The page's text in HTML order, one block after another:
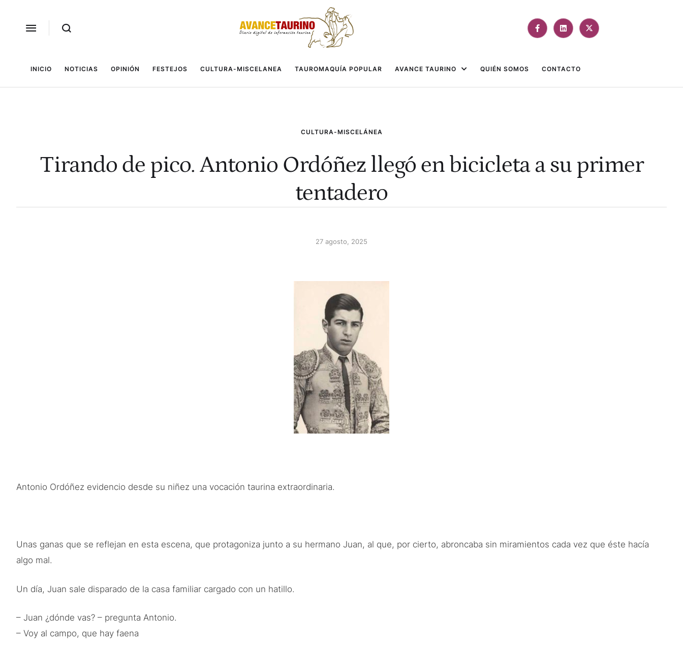
INICIO NOTICIAS OPINIÓN FESTEJOS CULTURA-MISCELANEA TAUROMAQUÍA POPULAR AVANCE TAURINO QUIÉN SOMOS CONTACTO
CULTURA-MISCELÁNEA
Tirando de pico. Antonio Ordóñez llegó en bicicleta a su primer
tentadero
27 agosto, 2025
Antonio Ordóñez evidencio desde su niñez una vocación taurina extraordinaria.
Unas ganas que se reflejan en esta escena, que protagoniza junto a su hermano Juan, al que, por cierto, abroncaba sin miramientos cada vez que éste hacía
algo mal.
Un día, Juan sale disparado de la casa familiar cargado con un hatillo.
– Juan ¿dónde vas? – pregunta Antonio.
– Voy al campo, que hay faena